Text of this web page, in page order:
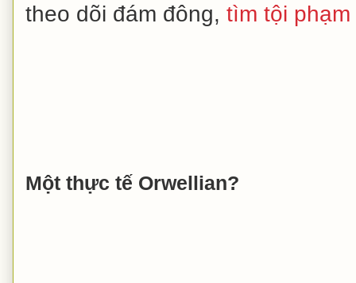
theo dõi đám đông, tìm tội phạm
Một thực tế Orwellian?